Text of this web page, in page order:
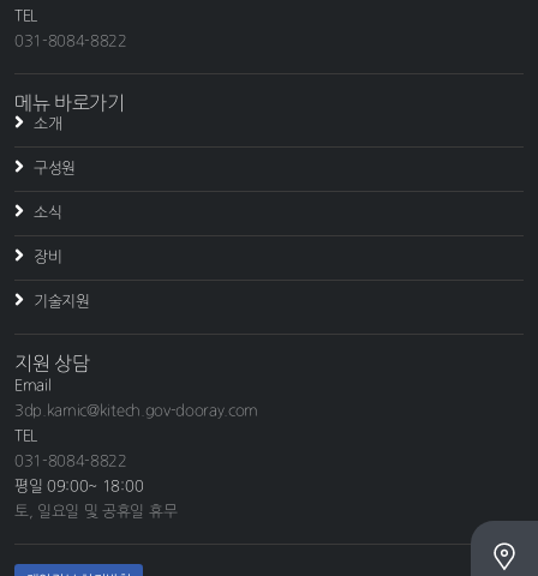
TEL
031-8084-8822
메뉴 바로가기
소개
구성원
소식
장비
기술지원
지원 상담
Email
3dp.kamic@kitech.gov-dooray.com
TEL
031-8084-8822
평일 09:00~ 18:00
토, 일요일 및 공휴일 휴무